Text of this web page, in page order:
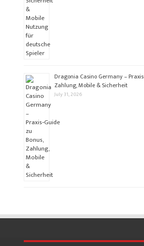
Dragonia Casino Germany –
Zahlung, Mobile & Sicherheit
July 31, 2026